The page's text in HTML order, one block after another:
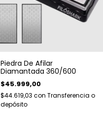
Piedra De Afilar
Diamantada 360/600
$45.999,00
$44.619,03 con Transferencia o
depósito